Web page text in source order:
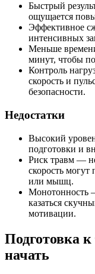
Быстрый
ощущается
Эффективное
интенсивных
Меньше
минут, чтобы
Контроль
скорость и
безопасности.
Недостатки
Высокий
подготовки и
Риск травм —
скорость
или мышц.
Монотонность
казаться
мотивации.
Подготовка
начать